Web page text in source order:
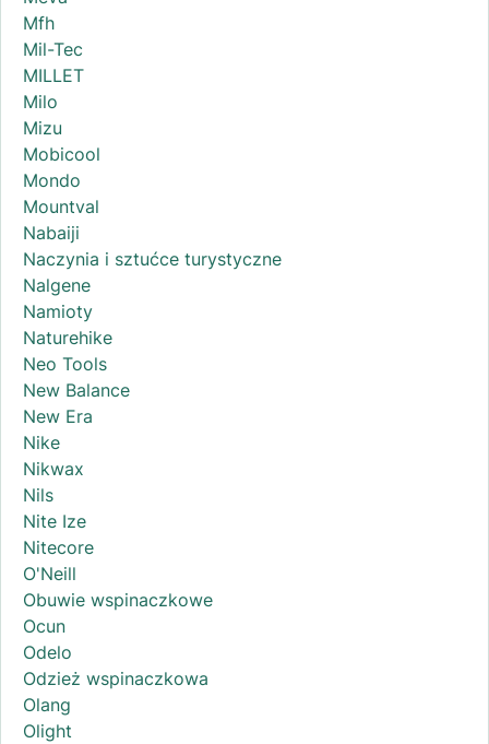
Mfh
Mil-Tec
MILLET
Milo
Mizu
Mobicool
Mondo
Mountval
Nabaiji
Naczynia i sztućce turystyczne
Nalgene
Namioty
Naturehike
Neo Tools
New Balance
New Era
Nike
Nikwax
Nils
Nite Ize
Nitecore
O'Neill
Obuwie wspinaczkowe
Ocun
Odelo
Odzież wspinaczkowa
Olang
Olight